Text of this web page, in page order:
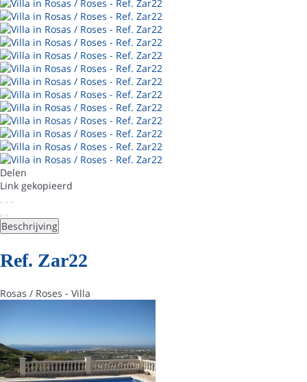
Delen
Link gekopieerd
Beschrijving
Ref. Zar22
Rosas / Roses - Villa